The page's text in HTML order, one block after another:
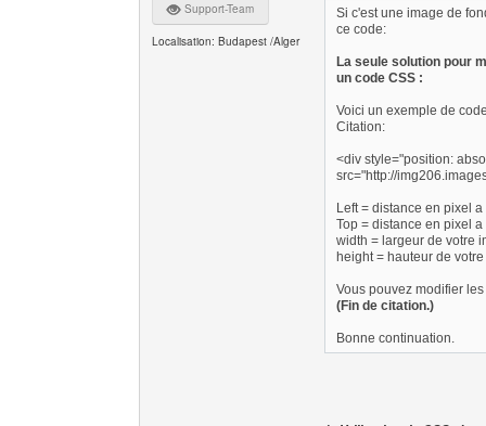
Support-Team
Localisation: Budapest /Alger
Si c'est une image de
ce code:
La seule solution pour
un code CSS :
Voici un exemple de
Citation:
<div style="position:
src="http://
Left = distance en pixel
Top = distance en pixel
width = largeur de votre
height = hauteur de
Vous pouvez modifier
(Fin de citation.)
Bonne continuation.